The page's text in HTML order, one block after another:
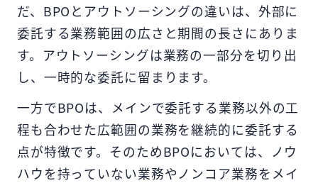
だ、BPOとアウトソーシングの違いは、外部に
委託する業務範囲の広さと期間の長さにありま
す。アウトソーシングは業務の一部分を切り出
し、一時的な委託に留まります。
一方でBPOは、メインで委託する業務以外の工
程も合わせた広範囲の業務を継続的に委託する
点が特徴です。そのためBPOにおいては、ノウ
ハウを持っていない業務やノンコア業務をメイ